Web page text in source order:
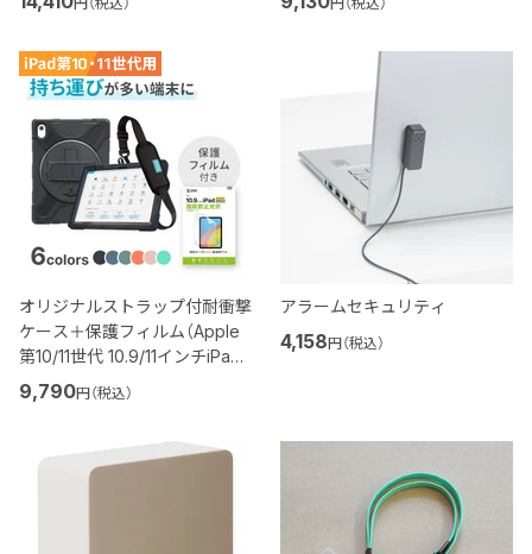
オリジナルストラップ付耐衝撃
ケース＋保護フィルム（Apple
第10/11世代 10.9/11インチiPad
対応）
9,790円（税込）
アラームセキュリティ
4,158円（税込）